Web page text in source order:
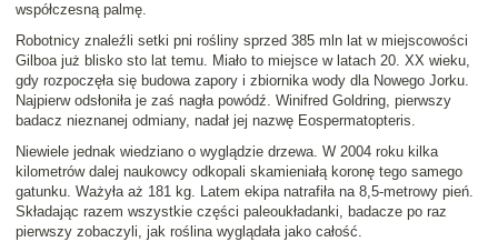
współczesną palmę.
Robotnicy znaleźli setki pni rośliny sprzed 385 mln lat w miejscowości
Gilboa już blisko sto lat temu. Miało to miejsce w latach 20. XX wieku,
gdy rozpoczęła się budowa zapory i zbiornika wody dla Nowego Jorku.
Najpierw odsłoniła je zaś nagła powódź. Winifred Goldring, pierwszy
badacz nieznanej odmiany, nadał jej nazwę Eospermatopteris.
Niewiele jednak wiedziano o wyglądzie drzewa. W 2004 roku kilka
kilometrów dalej naukowcy odkopali skamieniałą koronę tego samego
gatunku. Ważyła aż 181 kg. Latem ekipa natrafiła na 8,5-metrowy pień.
Składając razem wszystkie części paleoukładanki, badacze po raz
pierwszy zobaczyli, jak roślina wyglądała jako całość.